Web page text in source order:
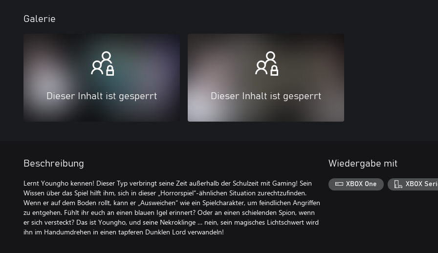
Galerie
Dieser Inhalt ist gesperrt Dieser Inhalt ist gesperrt
Beschreibung
Lernt Youngho kennen! Dieser Typ verbringt seine Zeit außerhalb der Schulzeit mit Gaming! Sein
Wissen über das Spiel hilft ihm, sich in dieser „Horrorspiel“-ähnlichen Situation zurechtzufinden.
Wenn er auf dem Boden rollt, kann er „Ausweichen“ wie ein Spielcharakter, um feindlichen Angriffen
zu entgehen. Fühlt ihr euch an einen blauen Igel erinnert? Oder an einen schielenden Spion, wenn
er sich versteckt? Das ist Youngho, und seine Nekroklinge … nein, sein magisches Lichtschwert wird
ihn im Handumdrehen in einen tapferen Dunklen Lord verwandeln!
Wiedergabe mit
XBOX One XBOX